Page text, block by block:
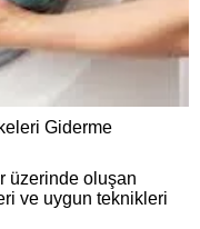
Giderme
üzerinde oluşan
ve uygun teknikleri